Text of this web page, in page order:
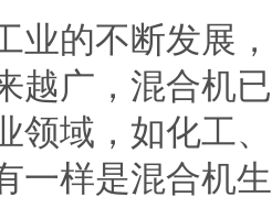
的不断发展，
越广，混合机
领域，如化工
一样是混合机